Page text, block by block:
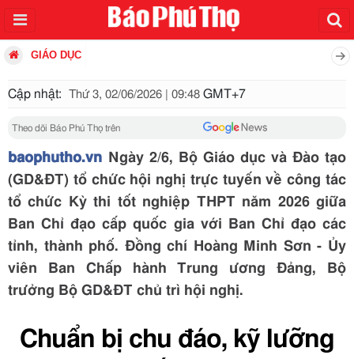
GIÁO DỤC
Cập nhật: Thứ 3, 02/06/2026 | 09:48 GMT+7
Theo dõi Báo Phú Thọ trên
baophutho.vn Ngày 2/6, Bộ Giáo dục và Đào tạo
(GD&ĐT) tổ chức hội nghị trực tuyến về công tác
tổ chức Kỳ thi tốt nghiệp THPT năm 2026 giữa
Ban Chỉ đạo cấp quốc gia với Ban Chỉ đạo các
tỉnh, thành phố. Đồng chí Hoàng Minh Sơn - Ủy
viên Ban Chấp hành Trung ương Đảng, Bộ
trưởng Bộ GD&ĐT chủ trì hội nghị.
Chuẩn bị chu đáo, kỹ lưỡng